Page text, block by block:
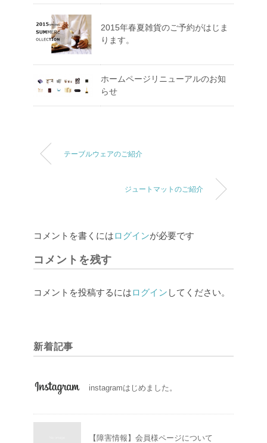
2015年春夏雑貨のご予約がはじま
ります。
ホームページリニューアルのお知
らせ
テーブルウェアのご紹介
ジュートマットのご紹介
コメントを書くにはログインが必要です
コメントを残す
コメントを投稿するにはログイン してください。
新着記事
instagramはじめました。
【障害情報】会員様ページについて